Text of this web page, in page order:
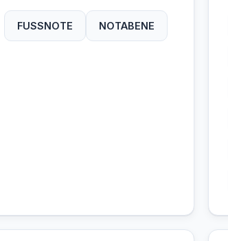
FUSSNOTE NOTABENE